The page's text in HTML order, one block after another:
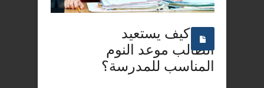
كيف يستعيد
الطالب موعد النوم
المناسب للمدرسة؟